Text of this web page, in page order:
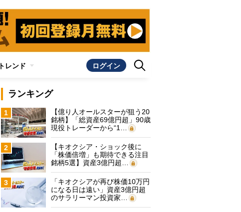
トレンド ログイン
ランキング
1
【億り人オールスターが狙う20
銘柄】「総資産69億円超」90歳
現役トレーダーから“1…
2
【キオクシア・ショック後に
「株価倍増」も期待できる注目
銘柄5選】資産3億円超…
3
「キオクシアが再び株価10万円
になる日は遠い」資産3億円超
のサラリーマン投資家…